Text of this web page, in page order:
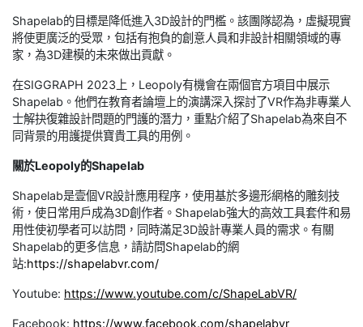
Shapelab的目標是降低進入3D設計的門檻。該團隊認為，虛擬現實
將使更廣泛的受眾，包括有抱負的創意人員和非設計相關領域的專
家，為3D建模的未來做出貢獻。
在SIGGRAPH 2023上，Leopoly有機會在兩個官方項目中展示
Shapelab。他們在教育者論壇上的演講深入探討了VR作為非專業人
士解抉復雜設計問題的門護的潛力，重點介紹了Shapelab為來自不
同背景的用護提供寶貴工具的用例。
關於Leopoly的Shapelab
Shapelab是壹個VR設計應用程序，使用基於多邊形網格的雕刻技
術，使日常用戶成為3D創作者。Shapelab強大的高效工具套件和易
用性使初學者可以訪問，同時滿足3D設計專業人員的需求。有關
Shapelab的更多信息，請訪問Shapelab的網
站:https://shapelabvr.com/
Youtube: https://www.youtube.com/c/ShapeLabVR/
Facebook: https://www.facebook.com/shapelabvr